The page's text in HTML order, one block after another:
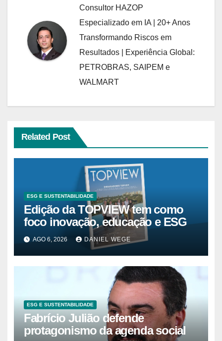
Consultor HAZOP
Especializado em IA | 20+ Anos
Transformando Riscos em
Resultados | Experiência Global:
PETROBRAS, SAIPEM e
WALMART
Related Post
ESG E SUSTENTABILIDADE
Edição da TOPVIEW tem como
foco inovação, educação e ESG
AGO 6, 2026 DANIEL WEGE
ESG E SUSTENTABILIDADE
Fabrício Julião defende
protagonismo da agenda social